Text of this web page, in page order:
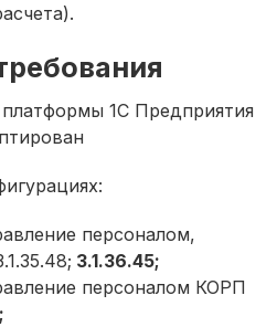
1С Предприятия
персоналом,
3.1.36.45;
персоналом КОРП